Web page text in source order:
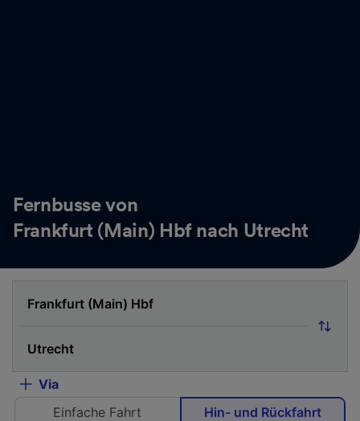
Fernbusse von
Frankfurt (Main) Hbf nach Utrecht
Via
Einfache Fahrt
Hin- und Rückfahrt